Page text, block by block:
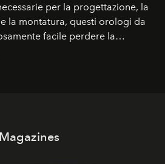
per la progettazione, la
la montatura, questi orologi da
facile perdere la
Magazines